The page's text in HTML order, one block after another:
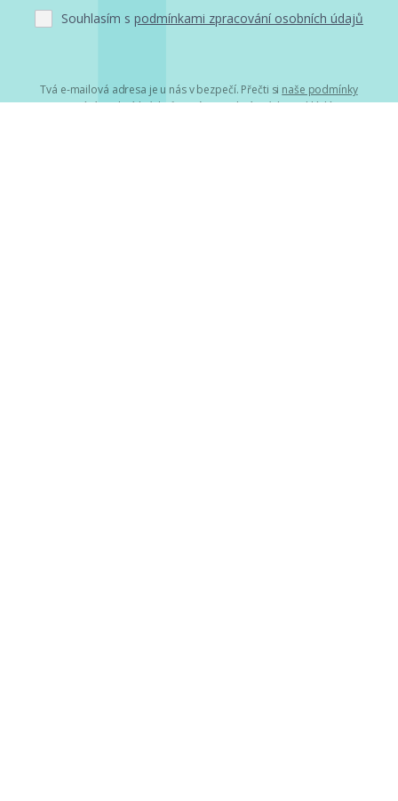
Souhlasím s podmínkami zpracování osobních údajů
Tvá e-mailová adresa je u nás v bezpečí. Přečti si naše podmínky
zpracování osobních údajů. S tvými osobními údaji nakládáme v